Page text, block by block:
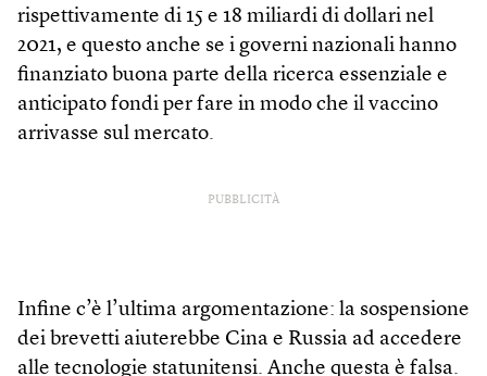
rispettivamente di 15 e 18 miliardi di dollari nel
2021, e questo anche se i governi nazionali hanno
finanziato buona parte della ricerca essenziale e
anticipato fondi per fare in modo che il vaccino
arrivasse sul mercato.
PUBBLICITÀ
Infine c’è l’ultima argomentazione: la sospensione
dei brevetti aiuterebbe Cina e Russia ad accedere
alle tecnologie statunitensi. Anche questa è falsa.